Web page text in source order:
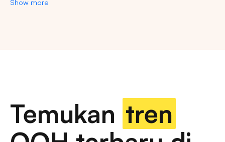
strategis di kota-kota besar di Indonesia.
Temukan billboard berkualitas dengan berbagai
pilihan ukuran dan dimensi
Show more
Temukan tren